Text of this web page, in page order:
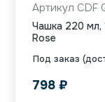
Под заказ
Артикул CDF
Чашка 220 мл,
Rose
798 ₽